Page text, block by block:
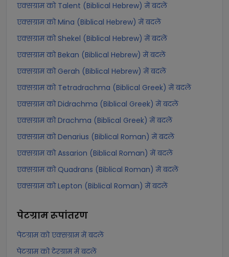
एक्सग्राम को Talent (Biblical Hebrew) में बदलें
एक्सग्राम को Mina (Biblical Hebrew) में बदलें
एक्सग्राम को Shekel (Biblical Hebrew) में बदलें
एक्सग्राम को Bekan (Biblical Hebrew) में बदलें
एक्सग्राम को Gerah (Biblical Hebrew) में बदलें
एक्सग्राम को Tetradrachma (Biblical Greek) में बदलें
एक्सग्राम को Didrachma (Biblical Greek) में बदलें
एक्सग्राम को Drachma (Biblical Greek) में बदलें
एक्सग्राम को Denarius (Biblical Roman) में बदलें
एक्सग्राम को Assarion (Biblical Roman) में बदलें
एक्सग्राम को Quadrans (Biblical Roman) में बदलें
एक्सग्राम को Lepton (Biblical Roman) में बदलें
पेटग्रामरूपांतरण
पेटग्राम को एक्सग्राम में बदलें
पेटग्राम को टेरग्राम में बदलें